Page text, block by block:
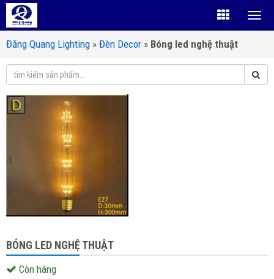
Đăng Quang Lighting » Đèn Decor » Bóng led nghệ thuật
BÓNG LED NGHỆ THUẬT
Còn hàng